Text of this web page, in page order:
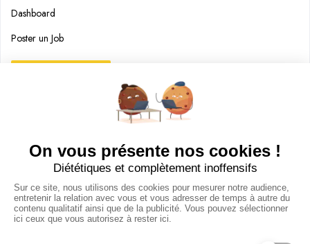
Dashboard
Poster un Job
Conditions Générales de Vente
Politique de Confidentialité